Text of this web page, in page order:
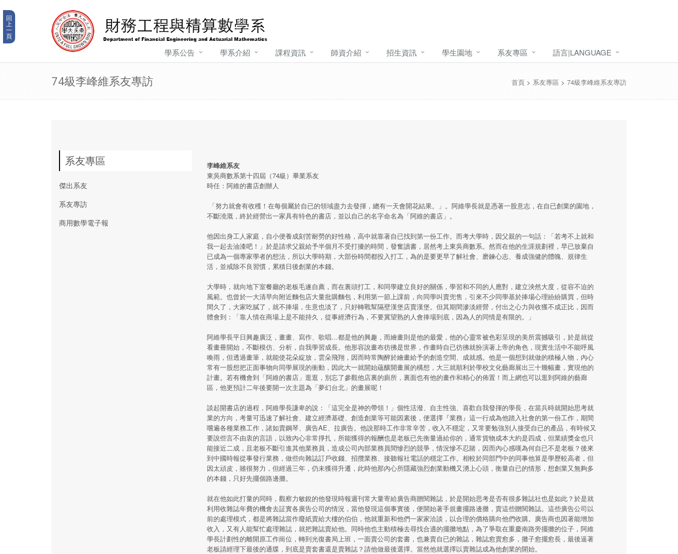
回
上
一
頁
學系公告 學系介紹 課程資訊 師資介紹 招生資訊 學生園地 系友專區 語言|LANGUAGE
74級李峰維系友專訪 首頁 > 系友專區 > 74級李峰維系友專訪
系友專區
傑出系友
系友專訪
商用數學電子報
李峰維系友
東吳商數系第十四屆（74級）畢業系友
時任：阿維的書店創辦人
「努力就會有收穫！在每個屬於自已的領域盡力去發揮，總有一天會開花結果。」。阿維學長就是憑著一股意志，在自已創業的園地，
不斷澆溉，終於經營出一家具有特色的書店，並以自己的名字命名為「阿維的書店」。
他因出身工人家庭，自小便養成刻苦耐勞的好性格，高中就靠著自已找到第一份工作。而考大學時，因父親的一句話：「若考不上就和
我一起去油漆吧！」於是請求父親給予半個月不受打擾的時間，發奮讀書，居然考上東吳商數系。然而在他的生涯規劃裡，早已放棄自
已成為一個專家學者的想法，所以大學時期，大部份時間都投入打工，為的是要更早了解社會、磨鍊心志、養成強健的體魄、規律生
活，並戒除不良習慣，累積日後創業的本錢。
大學時，就向地下室餐廳的老板毛遂自薦，而在裏頭打工，和同學建立良好的關係，學習和不同的人應對，建立泱然大度，從容不迫的
風範。也曾於一大清早向附近麵包店大量批購麵包，利用第一節上課前，向同學叫賣兜售，引來不少同學基於捧場心理紛紛購買，但時
間久了，大家吃膩了，就不捧場，生意也淡了，只好轉戰幫隔壁漢堡店賣漢堡。但其期間滲淡經營，付出之心力與收獲不成正比，因而
體會到：「靠人情在商場上是不能持久，從事經濟行為，不要冀望熟的人會捧場到底，因為人的同情是有限的。」
阿維學長平日興趣廣泛，畫畫、寫作、歌唱…都是他的興趣，而繪畫則是他的最愛，他的心靈常被色彩呈現的美所震撼吸引，於是就從
看畫冊開始，不斷模仿、分析，自我學習成長。他形容說畫布彷彿是世界，作畫時自已彷彿就扮演著上帝的角色，現實生活中不能呼風
喚雨，但透過畫筆，就能使花朵綻放，雲朵飛翔，因而時常陶醉於繪畫給予的創造空間、成就感。他是一個想到就做的積極人物，內心
常有一股想把正面事物向同學展現的衝動，因此大一就開始蘊釀開畫展的構想，大三就順利於學校文化藝廊展出三十幾幅畫，實現他的
計畫。若有機會到「阿維的書店」逛逛，別忘了參觀他店裏的廁所，裏面也有他的畫作和精心的佈置！而上網也可以逛到阿維的藝廊
區，他更預計二年後要開一次主題為「夢幻台北」的畫展呢！
談起開書店的過程，阿維學長謙卑的說：「這完全是神的帶領！」個性活潑、自主性強、喜歡自我發揮的學長，在當兵時就開始思考就
業的方向，考量可迅速了解社會、建立經濟基礎、創造創業等可能因素後，便選擇『業務』這一行成為他踏入社會的第一份工作，期間
嚐遍各種業務工作，諸如賣鋼琴、廣告AE、拉廣告。他說那時工作非常辛苦，收入不穩定，又常要勉強別人接受自已的產品，有時候又
要說些言不由衷的言語，以致內心非常掙扎，所能獲得的報酬也是老板已先衡量過給你的，通常貨物成本大約是四成，但業績獎金也只
能接近二成，且老板不斷引進其他業務員，造成公司內部業務員間慘烈的競爭，情況慘不忍賭，因而內心感嘆為何自已不是老板？後來
到中國時報從事發行業務，做些向雜誌訂戶收錢、招攬業務、接聽報社電話的穩定工作。相較於同部門中的同事他算是學歷較高者，但
因太頑皮，雖很努力，但經過三年，仍未獲得升遷，此時他那內心所隱藏強烈創業動機又湧上心頭，衡量自已的情形，想創業又無夠多
的本錢，只好先擺個路邊攤。
就在他如此打量的同時，觀察力敏銳的他發現時報週刊常大量寄給廣告商贈閱雜誌，於是開始思考是否有很多雜誌社也是如此？於是就
利用收雜誌年費的機會去証實各廣告公司的情況，當他發現這個事實後，便開始著手規畫擺路邊攤，賣這些贈閱雜誌。這些廣告公司以
前的處理模式，都是將雜誌當作廢紙賣給大樓的伯伯，他就重新和他們一家家洽談，以合理的價格購向他們收購。廣告商也因著能增加
收入，又有人能幫忙處理雜誌，就把雜誌賣給他。同時他也主動積極去尋找合適的擺攤地點，為了爭取在重慶南路旁擺攤的位子，阿維
學長計劃性的離開原工作崗位，轉到光復書局上班，一面賣公司的套書，也兼賣自已的雜誌，雜誌愈賣愈多，攤子愈擺愈長，最後逼著
老板請經理下最後的通牒，到底是賣套書還是賣雜誌？請他做最後選擇。當然他就選擇以賣雜誌成為他創業的開始。